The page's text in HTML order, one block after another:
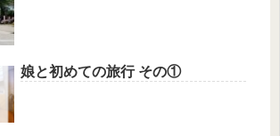
娘と初めての旅行 その①